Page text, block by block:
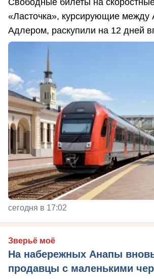
Свободные билеты на
«Ласточка», курсирующие между
Адлером, раскупили на 12 дней
сегодня в 17:02
Зверьё моё
На набережных Анапы
продавцы с маленькими